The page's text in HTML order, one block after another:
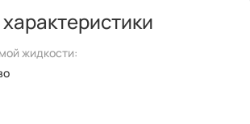
жидкости: